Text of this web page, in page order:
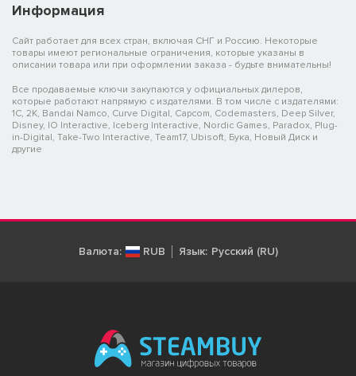
Информация
Сайт работает для всех стран, включая СНГ и Россию. Некоторые
товары имеют региональные ограничения, которые указаны в
описании товара или при оформлении заказа - будьте внимательны!
Все продаваемые ключи закупаются у официальных дилеров,
которые работают напрямую с издателями. В том числе с издателями:
1C, 2K, Bandai Namco, Curve Digital, Capcom, Codemasters, Deep Silver,
Disney, IO Interactive, Iceberg Interactive, Nordic Games, Paradox, Plug-
in-Digital, Take-Two Interactive, Team17, Ubisoft, Бука, Новый Диск и
другие
Валюта: RUB Язык: Русский (RU)